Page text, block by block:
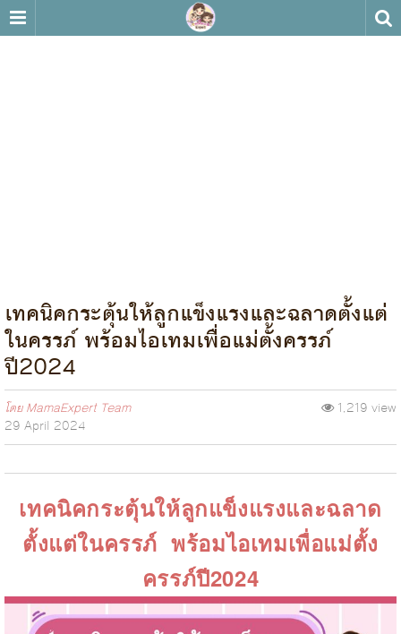
เทคนิคกระตุ้นให้ลูกแข็งแรงและฉลาดตั้งแต่
ในครรภ์ พร้อมไอเทมเพื่อแม่ตั้งครรภ์
ปี2024
โดยMamaExpert Team
29 April 2024
1,219 view
เทคนิคกระตุ้นให้ลูกแข็งแรงและฉลาด
ตั้งแต่ในครรภ์ พร้อมไอเทมเพื่อแม่ตั้ง
ครรภ์ปี2024